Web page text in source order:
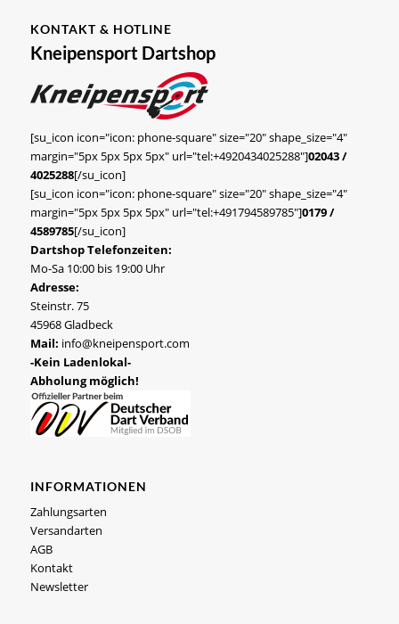
KONTAKT & HOTLINE
Kneipensport Dartshop
[su_icon icon="icon: phone-square" size="20" shape_size="4"
margin="5px 5px 5px 5px" url="tel:+4920434025288"]02043 /
4025288[/su_icon]
[su_icon icon="icon: phone-square" size="20" shape_size="4"
margin="5px 5px 5px 5px" url="tel:+491794589785"]0179 /
4589785[/su_icon]
Dartshop Telefonzeiten:
Mo-Sa 10:00 bis 19:00 Uhr
Adresse:
Steinstr. 75
45968 Gladbeck
Mail: info@kneipensport.com
-Kein Ladenlokal-
Abholung möglich!
INFORMATIONEN
Zahlungsarten
Versandarten
AGB
Kontakt
Newsletter